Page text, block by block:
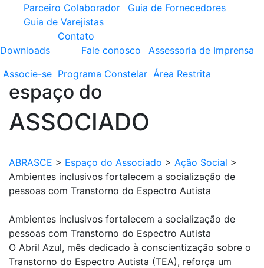
Parceiro Colaborador
Guia de Fornecedores
Guia de Varejistas
Downloads
Contato
Fale conosco
Assessoria de Imprensa
Associe-se Programa Constelar Área Restrita
espaço do
ASSOCIADO
ABRASCE > Espaço do Associado > Ação Social >
Ambientes inclusivos fortalecem a socialização de
pessoas com Transtorno do Espectro Autista
Ambientes inclusivos fortalecem a socialização de
pessoas com Transtorno do Espectro Autista
O Abril Azul, mês dedicado à conscientização sobre o
Transtorno do Espectro Autista (TEA), reforça um